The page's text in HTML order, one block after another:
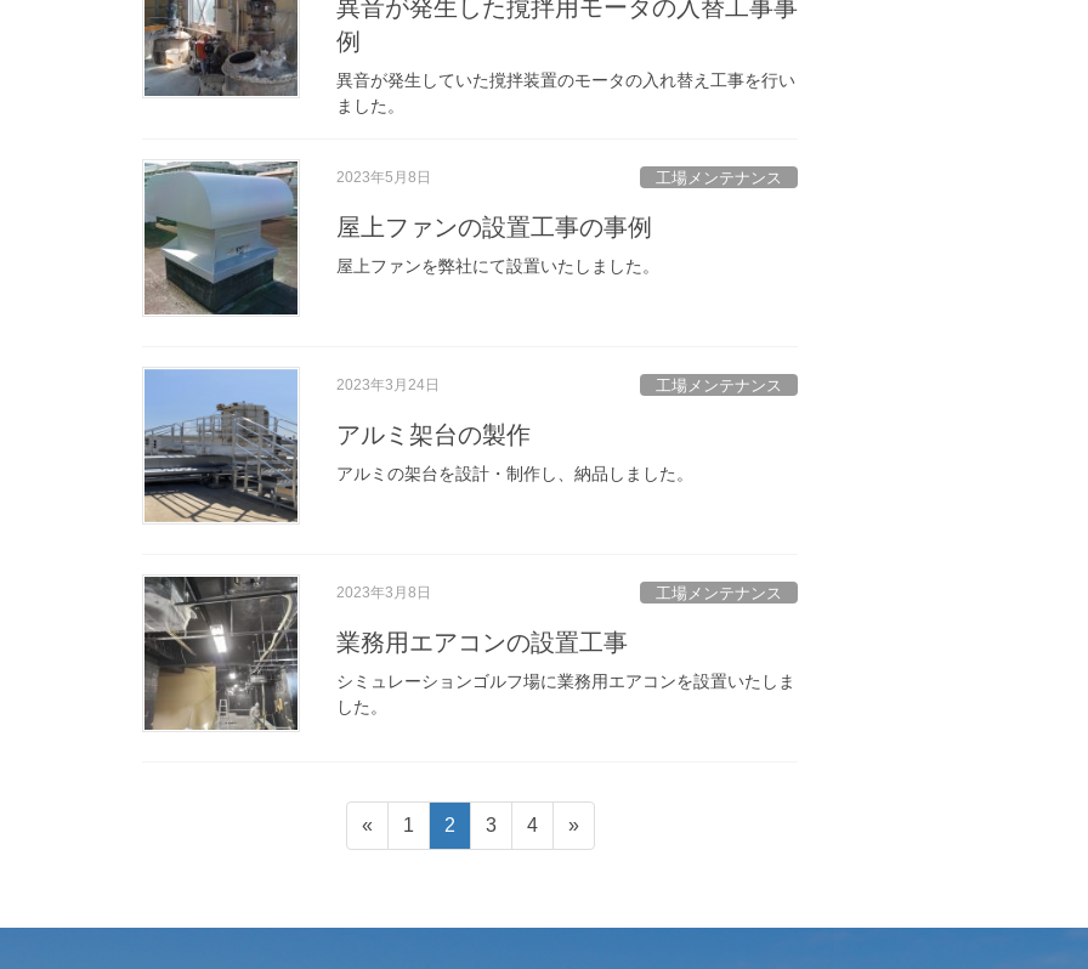
異音が発生した撹拌用モータの入替工事事
例
異音が発生していた撹拌装置のモータの入れ替え工事を行い
ました。
2023年5月8日 工場メンテナンス
屋上ファンの設置工事の事例
屋上ファンを弊社にて設置いたしました。
2023年3月24日 工場メンテナンス
アルミ架台の製作
アルミの架台を設計・制作し、納品しました。
2023年3月8日 工場メンテナンス
業務用エアコンの設置工事
シミュレーションゴルフ場に業務用エアコンを設置いたしま
した。
« 1 2 3 4 »